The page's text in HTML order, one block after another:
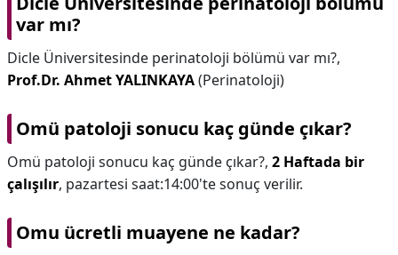
var mı?
Dicle Üniversitesinde perinatoloji bölümü var mı?,
Prof.Dr. Ahmet YALINKAYA(Perinatoloji)
Omü patoloji sonucu kaç günde çıkar?
Omü patoloji sonucu kaç günde çıkar?, 2 Haftada bir
çalışılır, pazartesi saat:14:00'te sonuç verilir.
Omu ücretli muayene ne kadar?